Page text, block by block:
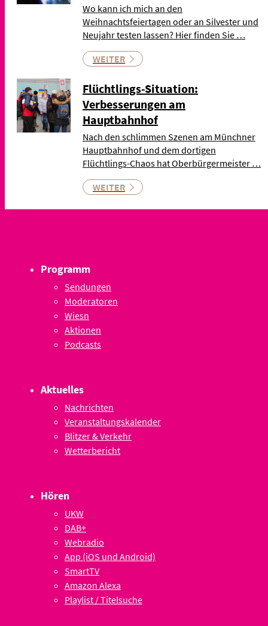
Wo kann ich mich an den
Weihnachtsfeiertagen oder an Silvester und
Neujahr testen lassen? Hier finden Sie …
WEITER
Flüchtlings-Situation:
Verbesserungen am
Hauptbahnhof
Nach den schlimmen Szenen am Münchner
Hauptbahnhof und dem dortigen
Flüchtlings-Chaos hat Oberbürgermeister …
WEITER
Programm
Sendungen
Moderatoren
Wiesn
Aktionen
Podcasts
Aktuelles
Nachrichten
Veranstaltungskalender
Blitzer & Verkehr
Wetterbericht
Hören
UKW
DAB+
Webradio
App (iOS und Android)
SmartTV
Amazon Alexa
Playlist / Titelsuche